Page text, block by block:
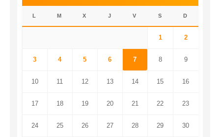
L M X J V S D
1 2
3 4 5 6 7 8 9
10 11 12 13 14 15 16
17 18 19 20 21 22 23
24 25 26 27 28 29 30